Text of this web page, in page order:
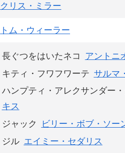
クリス・ミラー
トム・ウィーラー
長ぐつをはいたネコ
アントニ
キティ・フワフワーテ サルマ
ハンプティ・アレクサンダー
キス
ジャック
ビリー・ボブ・ソー
ジル エイミー・セダリス